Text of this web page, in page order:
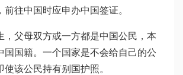
往中国时应申办中国签证。
，父母双方或一方都是中国公民，本
国国籍。一个国家是不会给自己的公
使该公民持有别国护照。